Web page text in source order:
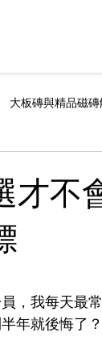
大板磚與精品磁
才不
，我每天最
年就後悔了？